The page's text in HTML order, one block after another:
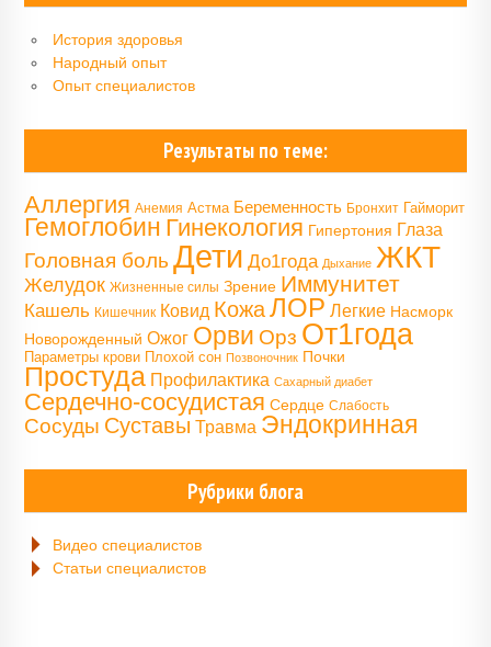
История здоровья
Народный опыт
Опыт специалистов
Результаты по теме:
Аллергия Анемия Астма Беременность Бронхит Гайморит
Гемоглобин Гинекология Гипертония Глаза
Головная боль Дети До1года Дыхание ЖКТ
Желудок Жизненные силы Зрение Иммунитет
Кашель Кишечник Ковид Кожа ЛОР Легкие Насморк
Новорожденный Ожог Орви Орз От1года
Параметры крови Плохой сон Позвоночник Почки
Простуда Профилактика Сахарный диабет
Сердечно-сосудистая Сердце Слабость
Сосуды Суставы Травма Эндокринная
Рубрики блога
Видео специалистов
Статьи специалистов